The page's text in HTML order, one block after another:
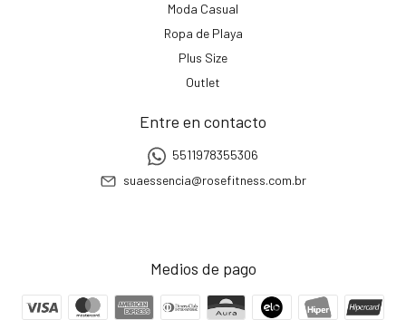
Moda Casual
Ropa de Playa
Plus Size
Outlet
Entre en contacto
5511978355306
suaessencia@rosefitness.com.br
Medios de pago